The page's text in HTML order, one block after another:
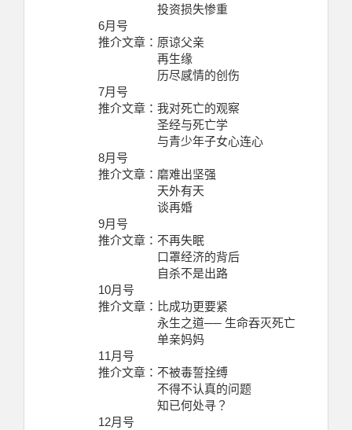
投资损失惨重
6月号
推介文章：原谅父亲
再生缘
历尽感情的创伤
7月号
推介文章：我对死亡的观察
圣经与死亡学
与青少年子女心连心
8月号
推介文章：磨难出坚强
天外有天
谈再婚
9月号
推介文章：不再失眠
口罩经济的背后
自杀不是出路
10月号
推介文章：比成功更要紧
永生之道── 生命吞灭死亡
单亲妈妈
11月号
推介文章：不被毒誓拴缚
不得不认真的问题
知已何处寻？
12月号